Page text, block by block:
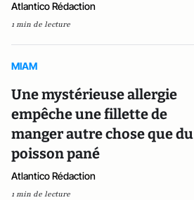
Atlantico Rédaction
1 min de lecture
MIAM
Une mystérieuse allergie
empêche une fillette de
manger autre chose que du
poisson pané
Atlantico Rédaction
1 min de lecture